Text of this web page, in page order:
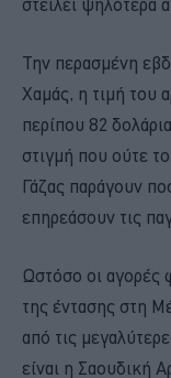
Την περασμένη
Χαμάς, η τιμή του
περίπου 82
στιγμή που ούτε
Γάζας παράγουν
επηρεάσουν τις
Ωστόσο οι αγορές
της έντασης στη
από τις
είναι η Σαουδική